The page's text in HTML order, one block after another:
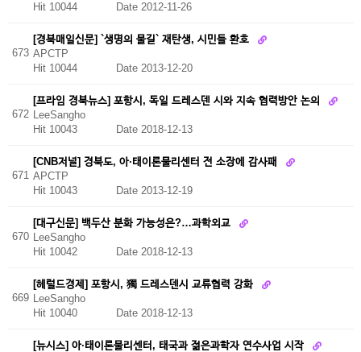
Hit 10044
Date 2012-11-26
673
[경북매일신문] `생명의 물길` 재탄생, 시민들 환호
APCTP
Hit 10044
Date 2013-12-20
672
[프라임 경북뉴스] 포항시, 독일 드레스덴 시와 지속 협력방안 논의
LeeSangho
Hit 10043
Date 2018-12-13
671
[CNB저널] 경북도, 아·태이론물리센터 전 소장에 감사패
APCTP
Hit 10043
Date 2013-12-19
670
[대구신문] 백두산 분화 가능성은?…과학외교
LeeSangho
Hit 10042
Date 2018-12-13
669
[헤럴드경제] 포항시, 獨 드레스덴시 교류협력 강화
LeeSangho
Hit 10040
Date 2018-12-13
[뉴시스] 아·태이론물리센터, 태국과 젊은과학자 연수사업 시작